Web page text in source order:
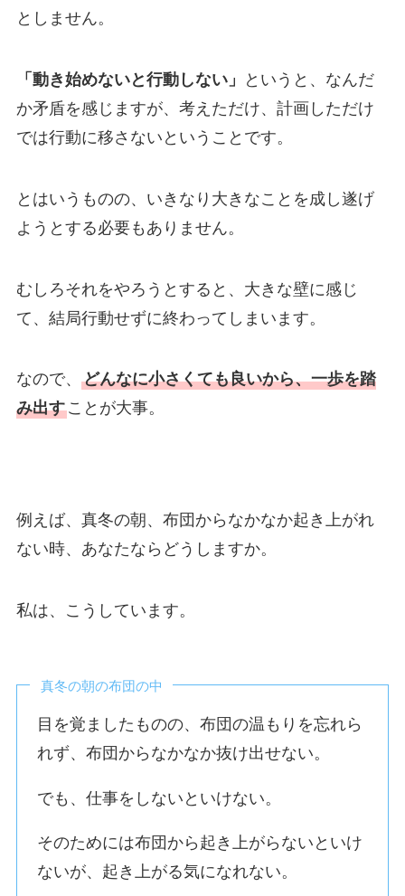
としません。
「動き始めないと行動しない」
というと、なんだ
か矛盾を感じますが、考えただけ、計画しただけ
では行動に移さないということです。
とはいうものの、いきなり大きなことを成し遂げ
ようとする必要もありません。
むしろそれをやろうとすると、大きな壁に感じ
て、結局行動せずに終わってしまいます。
なので、 どんなに小さくても良いから、一歩を踏
み出すことが大事。
例えば、真冬の朝、布団からなかなか起き上がれ
ない時、あなたならどうしますか。
私は、こうしています。
真冬の朝の布団の中
目を覚ましたものの、布団の温もりを忘れら
れず、布団からなかなか抜け出せない。
でも、仕事をしないといけない。
そのためには布団から起き上がらないといけ
ないが、起き上がる気になれない。